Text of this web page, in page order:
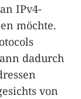
IPv4-
möchte.
dadurch
von